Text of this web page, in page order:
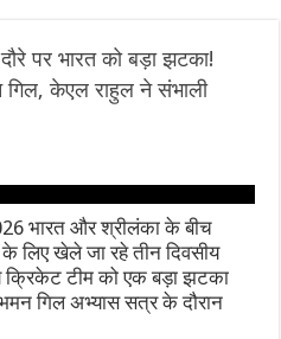
के बीच मैदान में उतरा RBI: जानिए
मुरलीधरन का ‘800’ का
पड़ाव, गाले में रचेगा नया
बनाम श्रीलंका टेस्ट सीरीज क्यों है
पर भारत को बड़ा झटका!
केएल राहुल ने संभाली
भारत और श्रीलंका के बीच
के लिए खेले जा रहे तीन दिवसीय
क्रिकेट टीम को एक बड़ा झटका
गिल अभ्यास सत्र के दौरान